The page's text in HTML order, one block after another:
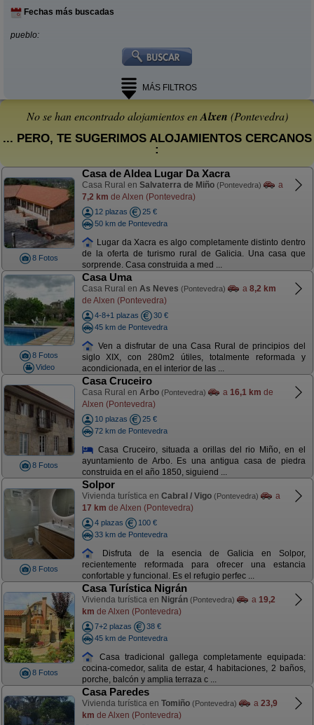
Fechas más buscadas
pueblo:
MÁS FILTROS
No se han encontrado alojamientos enAlxen (Pontevedra)
... PERO, TE SUGERIMOS ALOJAMIENTOS CERCANOS
:
8 Fotos
Casa de Aldea Lugar Da Xacra
Casa Rural en Salvaterra de Miño (Pontevedra)
a
7,2 km de Alxen (Pontevedra)
12 plazas
25 €
50 km de Pontevedra
Lugar da Xacra es algo completamente distinto dentro
de la oferta de turismo rural de Galicia. Una casa que
sorprende. Casa construida a med ...
8 Fotos
Video
Casa Uma
Casa Rural en As Neves (Pontevedra) a 8,2 km
de Alxen (Pontevedra)
4-8+1 plazas
30 €
45 km de Pontevedra
Ven a disfrutar de una Casa Rural de principios del
siglo XIX, con 280m2 útiles, totalmente reformada y
acondicionada, en el interior de las ...
8 Fotos
Casa Cruceiro
Casa Rural en Arbo (Pontevedra) a 16,1 km de
Alxen (Pontevedra)
10 plazas
25 €
72 km de Pontevedra
Casa Cruceiro, situada a orillas del rio Miño, en el
ayuntamiento de Arbo. Es una antigua casa de piedra
construida en el año 1850, siguiend ...
8 Fotos
Solpor
Vivienda turística en Cabral / Vigo (Pontevedra)
a
17 km de Alxen (Pontevedra)
4 plazas
100 €
33 km de Pontevedra
Disfruta de la esencia de Galicia en Solpor,
recientemente reformada para ofrecer una estancia
confortable y funcional. Es el refugio perfec ...
8 Fotos
Casa Turística Nigrán
Vivienda turística en Nigrán (Pontevedra) a 19,2
km de Alxen (Pontevedra)
7+2 plazas
38 €
45 km de Pontevedra
Casa tradicional gallega completamente equipada:
cocina-comedor, salita de estar, 4 habitaciones, 2 baños,
porche, balcón y amplia terraza c ...
Casa Paredes
Vivienda turística en Tomiño (Pontevedra) a 23,9
km de Alxen (Pontevedra)